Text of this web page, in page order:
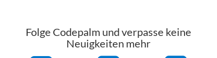
Folge Codepalm und verpasse keine
Neuigkeiten mehr